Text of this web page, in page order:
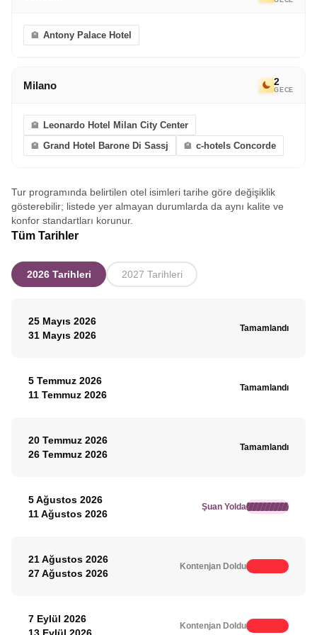
Antony Palace Hotel
Milano 2
GECE
Leonardo Hotel Milan City Center
Grand Hotel Barone Di Sassj
c-hotels Concorde
Tur programında belirtilen otel isimleri tarihe göre değişiklik
gösterebilir; listede yer almayan durumlarda da aynı kalite ve
konfor standartları korunur.
Tüm Tarihler
2026 Tarihleri 2027 Tarihleri
25 Mayıs 2026
31 Mayıs 2026
Tamamlandı
5 Temmuz 2026
11 Temmuz 2026
Tamamlandı
20 Temmuz 2026
26 Temmuz 2026
Tamamlandı
5 Ağustos 2026
11 Ağustos 2026
Şuan Yolda
21 Ağustos 2026
27 Ağustos 2026
Kontenjan Doldu
7 Eylül 2026
Kontenjan Doldu